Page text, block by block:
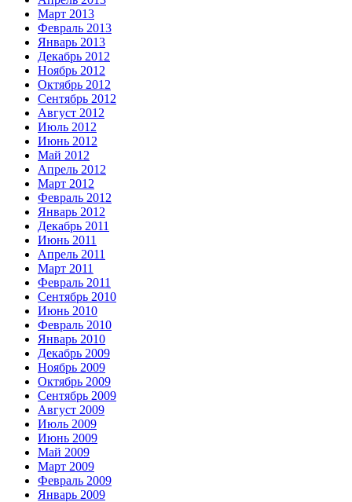
Март 2013
Февраль 2013
Январь 2013
Декабрь 2012
Ноябрь 2012
Октябрь 2012
Сентябрь 2012
Август 2012
Июль 2012
Июнь 2012
Май 2012
Апрель 2012
Март 2012
Февраль 2012
Январь 2012
Декабрь 2011
Июнь 2011
Апрель 2011
Март 2011
Февраль 2011
Сентябрь 2010
Июнь 2010
Февраль 2010
Январь 2010
Декабрь 2009
Ноябрь 2009
Октябрь 2009
Сентябрь 2009
Август 2009
Июль 2009
Июнь 2009
Май 2009
Март 2009
Февраль 2009
Январь 2009